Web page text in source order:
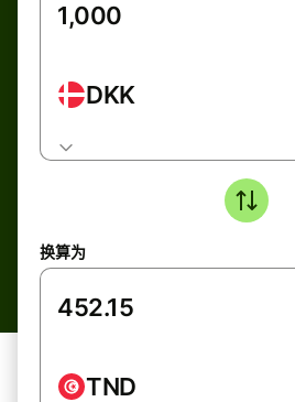
DKK
换算为
TND